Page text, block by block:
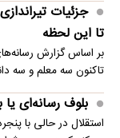
تا این لحظه
بر اساس گزارش
تاکنون سه معلم و سه
بلوف رسانه‌ای
استقلال در حالی با